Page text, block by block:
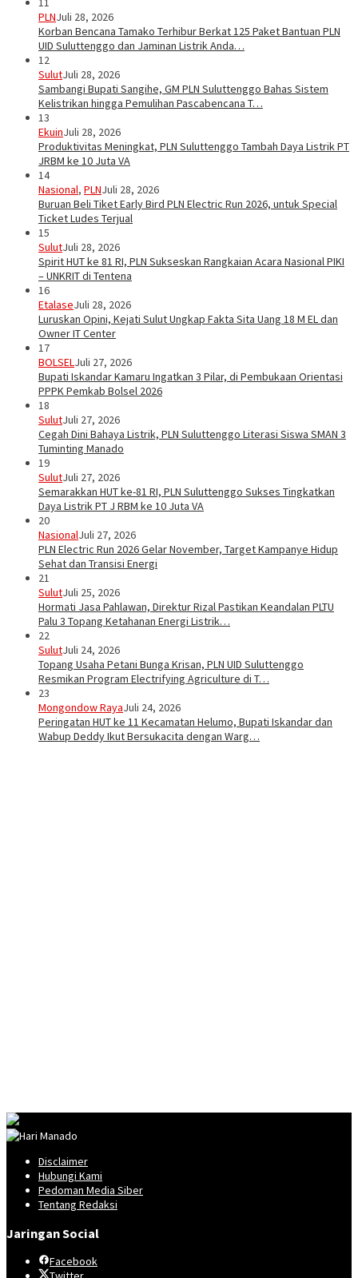
PLNJuli 28, 2026
Korban Bencana Tamako Terhibur Berkat 125 Paket Bantuan PLN
UID Suluttenggo dan Jaminan Listrik Anda…
12
SulutJuli 28, 2026
Sambangi Bupati Sangihe, GM PLN Suluttenggo Bahas Sistem
Kelistrikan hingga Pemulihan Pascabencana T…
13
EkuinJuli 28, 2026
Produktivitas Meningkat, PLN Suluttenggo Tambah Daya Listrik PT
JRBM ke 10 Juta VA
14
Nasional, PLNJuli 28, 2026
Buruan Beli Tiket Early Bird PLN Electric Run 2026, untuk Special
Ticket Ludes Terjual
15
SulutJuli 28, 2026
Spirit HUT ke 81 RI, PLN Sukseskan Rangkaian Acara Nasional PIKI
– UNKRIT di Tentena
16
EtalaseJuli 28, 2026
Luruskan Opini, Kejati Sulut Ungkap Fakta Sita Uang 18 M EL dan
Owner IT Center
17
BOLSELJuli 27, 2026
Bupati Iskandar Kamaru Ingatkan 3 Pilar, di Pembukaan Orientasi
PPPK Pemkab Bolsel 2026
18
SulutJuli 27, 2026
Cegah Dini Bahaya Listrik, PLN Suluttenggo Literasi Siswa SMAN 3
Tuminting Manado
19
SulutJuli 27, 2026
Semarakkan HUT ke-81 RI, PLN Suluttenggo Sukses Tingkatkan
Daya Listrik PT J RBM ke 10 Juta VA
20
NasionalJuli 27, 2026
PLN Electric Run 2026 Gelar November, Target Kampanye Hidup
Sehat dan Transisi Energi
21
SulutJuli 25, 2026
Hormati Jasa Pahlawan, Direktur Rizal Pastikan Keandalan PLTU
Palu 3 Topang Ketahanan Energi Listrik…
22
SulutJuli 24, 2026
Topang Usaha Petani Bunga Krisan, PLN UID Suluttenggo
Resmikan Program Electrifying Agriculture di T…
23
Mongondow RayaJuli 24, 2026
Peringatan HUT ke 11 Kecamatan Helumo, Bupati Iskandar dan
Wabup Deddy Ikut Bersukacita dengan Warg…
Disclaimer
Hubungi Kami
Pedoman Media Siber
Tentang Redaksi
Jaringan Social
Facebook